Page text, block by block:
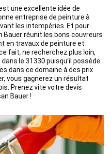
une excellente idée de
entreprise de peinture à
les intempéries. Et pour
réunit les bons couvreurs
en travaux de peinture et
fait, ne recherchez plus loin,
le 31330 puisqu’il possède
dans ce domaine à des prix
vous gagnerez un résultat
Prenez vite votre devis
Bauer !